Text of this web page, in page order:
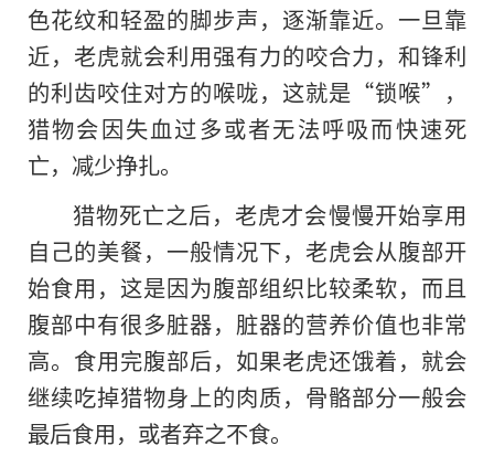
色花纹和轻盈的脚步声，逐渐靠近。一旦靠
近，老虎就会利用强有力的咬合力，和锋利
的利齿咬住对方的喉咙，这就是“锁喉”，
猎物会因失血过多或者无法呼吸而快速死
亡，减少挣扎。
猎物死亡之后，老虎才会慢慢开始享用
自己的美餐，一般情况下，老虎会从腹部开
始食用，这是因为腹部组织比较柔软，而且
腹部中有很多脏器，脏器的营养价值也非常
高。食用完腹部后，如果老虎还饿着，就会
继续吃掉猎物身上的肉质，骨骼部分一般会
最后食用，或者弃之不食。